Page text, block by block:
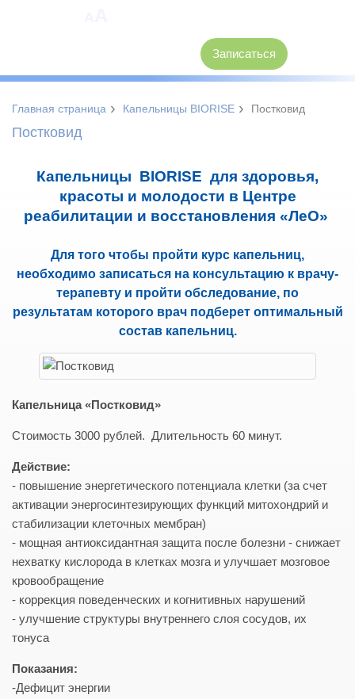
Записаться
Главная страница › Капельницы BIORISE › Постковид
Постковид
Капельницы BIORISE для здоровья,
красоты и молодости в Центре
реабилитации и восстановления «ЛеО»
Для того чтобы пройти курс капельниц,
необходимо записаться на консультацию к врачу-
терапевту и пройти обследование, по
результатам которого врач подберет оптимальный
состав капельниц.
Капельница «Постковид»
Стоимость 3000 рублей. Длительность 60 минут.
Действие:
- повышение энергетического потенциала клетки (за счет
активации энергосинтезирующих функций митохондрий и
стабилизации клеточных мембран)
- мощная антиоксидантная защита после болезни - снижает
нехватку кислорода в клетках мозга и улучшает мозговое
кровообращение
- коррекция поведенческих и когнитивных нарушений
- улучшение структуры внутреннего слоя сосудов, их
тонуса
Показания:
-Дефицит энергии